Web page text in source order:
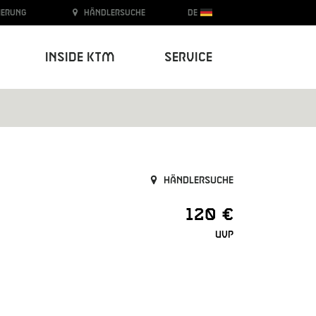
Inside KTM Service
Händlersuche DE
Händlersuche
120 €
UVP